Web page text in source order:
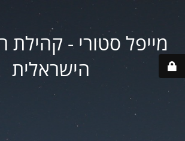
מייפל סטורי -
הישראלית